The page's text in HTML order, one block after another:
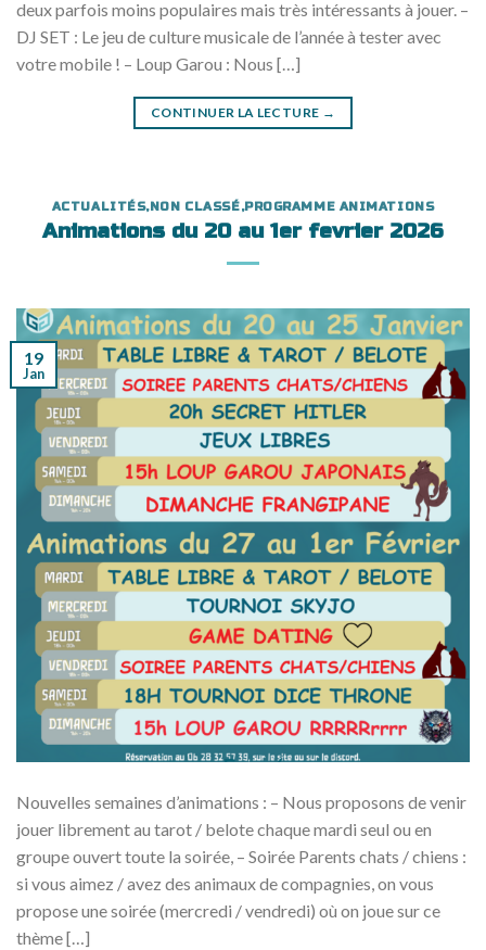
deux parfois moins populaires mais très intéressants à jouer. –
DJ SET : Le jeu de culture musicale de l’année à tester avec
votre mobile ! – Loup Garou : Nous […]
CONTINUER LA LECTURE →
ACTUALITÉS,NON CLASSÉ,PROGRAMME ANIMATIONS
Animations du 20 au 1er fevrier 2026
19
Jan
Nouvelles semaines d’animations : – Nous proposons de venir
jouer librement au tarot / belote chaque mardi seul ou en
groupe ouvert toute la soirée, – Soirée Parents chats / chiens :
si vous aimez / avez des animaux de compagnies, on vous
propose une soirée (mercredi / vendredi) où on joue sur ce
thème […]